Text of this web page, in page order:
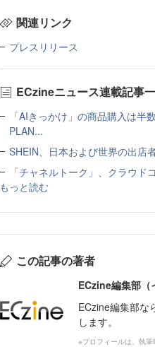
関連リンク
プレスリリース
ECzineニュース連載記事
「AIきっかけ」の商品購入は
PLAN...
SHEIN、日本および世界の出店
「チャネルトーク」、クラウ
もっと読む
この記事の著者
ECzine編集部（
ECzine編集部な
します。
※プロフィールは、執